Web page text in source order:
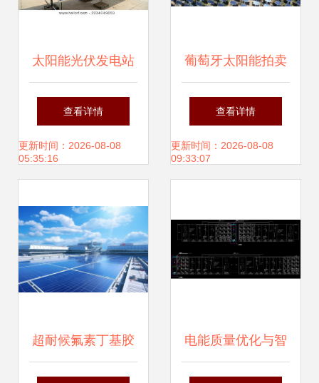
太阳能光伏发电站
的原理与发展前景
查看详情
更新时间：2026-08-08
05:35:16
葡萄牙太阳能拍卖
再破低价纪录，成
本持续下降将助推
源
查看详情
更新时间：2026-08-08
09:33:07
超耐候氟素丁基胶 电能质量优化与智